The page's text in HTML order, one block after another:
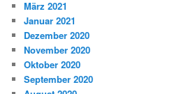
März 2021
Januar 2021
Dezember 2020
November 2020
Oktober 2020
September 2020